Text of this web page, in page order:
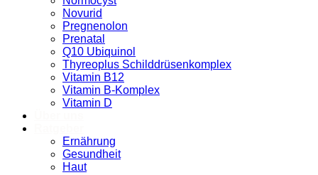
Novurid
Pregnenolon
Prenatal
Q10 Ubiquinol
Thyreoplus Schilddrüsenkomplex
Vitamin B12
Vitamin B-Komplex
Vitamin D
Ernährung
Gesundheit
Haut